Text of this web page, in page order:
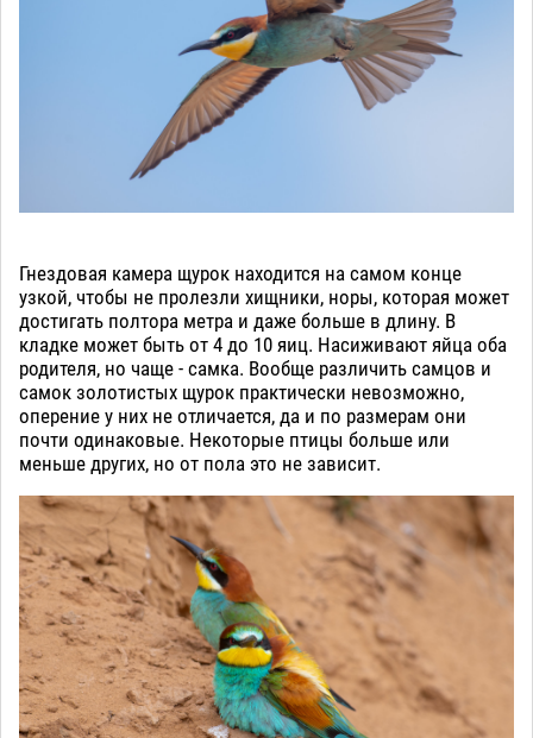
Гнездовая камера щурок находится на самом конце
узкой, чтобы не пролезли хищники, норы, которая может
достигать полтора метра и даже больше в длину. В
кладке может быть от 4 до 10 яиц. Насиживают яйца оба
родителя, но чаще - самка. Вообще различить самцов и
самок золотистых щурок практически невозможно,
оперение у них не отличается, да и по размерам они
почти одинаковые. Некоторые птицы больше или
меньше других, но от пола это не зависит.